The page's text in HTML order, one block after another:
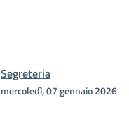
Segreteria
mercoledì, 07 gennaio 2026